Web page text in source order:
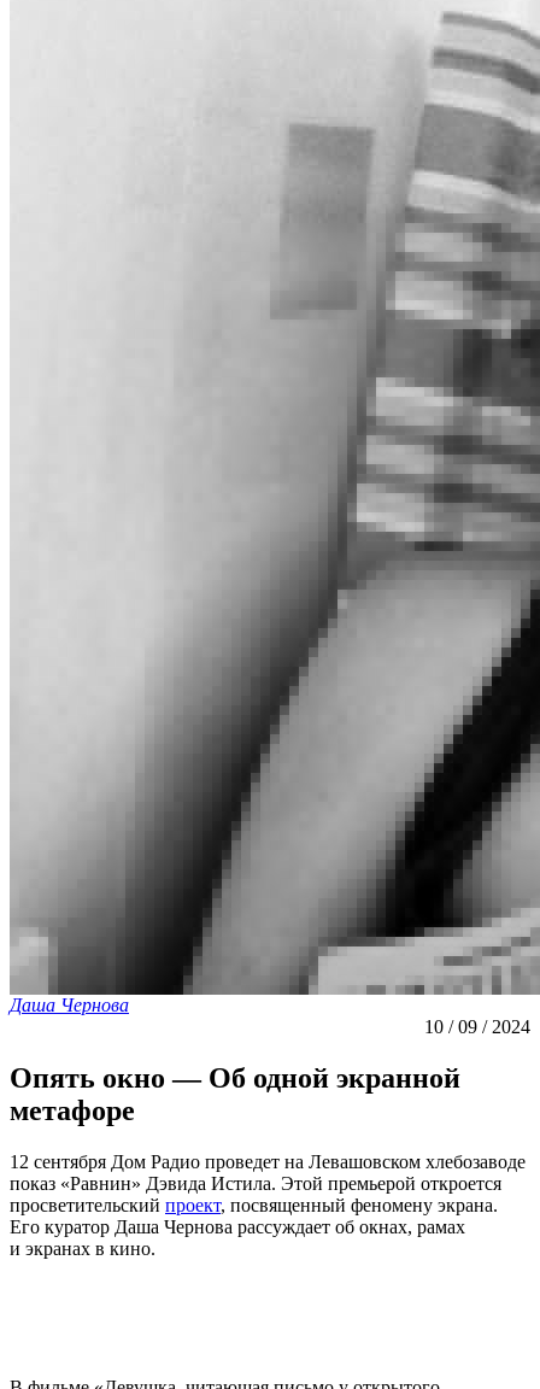
Даша Чернова
10 / 09 / 2024
Опять окно — Об одной экранной
метафоре
12 сентября Дом Радио проведет на Левашовском хлебозаводе
показ «Равнин» Дэвида Истила. Этой премьерой откроется
просветительский проект, посвященный феномену экрана.
Его куратор Даша Чернова рассуждает об окнах, рамах
и экранах в кино.